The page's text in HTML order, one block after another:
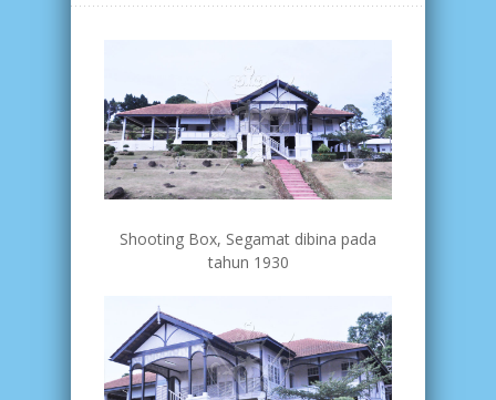
Shooting Box, Segamat dibina pada
tahun 1930